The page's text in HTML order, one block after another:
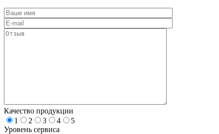
Качество продукции
1
2 3 4
5
Уровень сервиса